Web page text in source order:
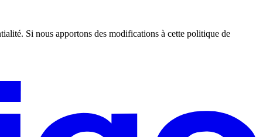
Si nous apportons des modifications à cette politique de